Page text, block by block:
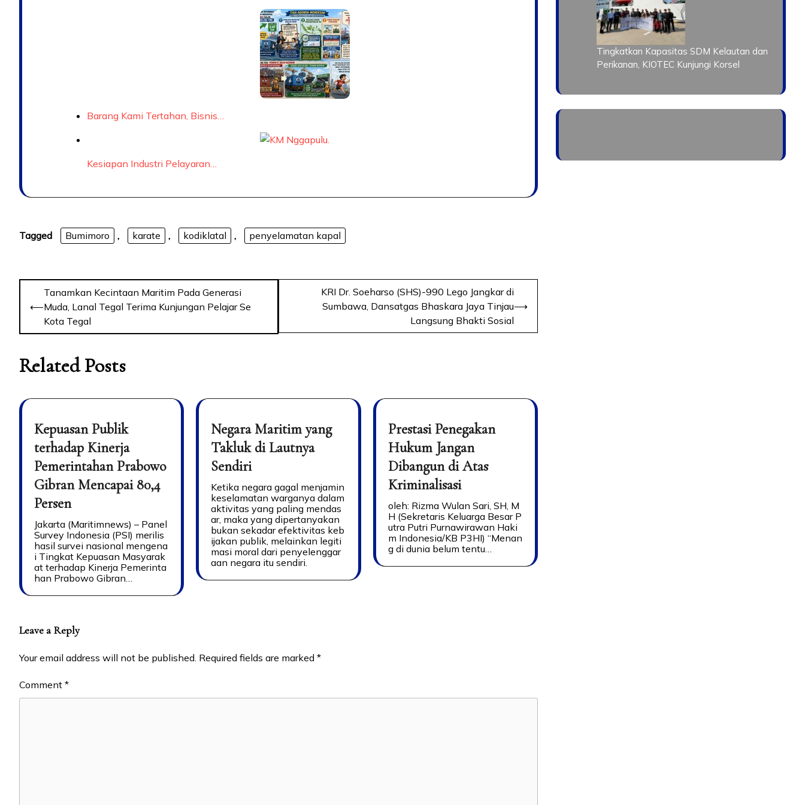
Barang Kami Tertahan, Bisnis…
Kesiapan Industri Pelayaran…
Tagged Bumimoro , karate , kodiklatal , penyelamatan kapal
⟵
Tanamkan Kecintaan Maritim Pada Generasi
Muda, Lanal Tegal Terima Kunjungan Pelajar Se
Kota Tegal
KRI Dr. Soeharso (SHS)-990 Lego Jangkar di
Sumbawa, Dansatgas Bhaskara Jaya Tinjau
Langsung Bhakti Sosial
⟶
Related Posts
Kepuasan Publik
terhadap Kinerja
Pemerintahan Prabowo
Gibran Mencapai 80,4
Persen
Jakarta (Maritimnews) – Panel
Survey Indonesia (PSI) merilis
hasil survei nasional mengena
i Tingkat Kepuasan Masyarak
at terhadap Kinerja Pemerinta
han Prabowo Gibran…
Negara Maritim yang
Takluk di Lautnya
Sendiri
Ketika negara gagal menjamin
keselamatan warganya dalam
aktivitas yang paling mendas
ar, maka yang dipertanyakan
bukan sekadar efektivitas keb
ijakan publik, melainkan legiti
masi moral dari penyelenggar
aan negara itu sendiri.
Prestasi Penegakan
Hukum Jangan
Dibangun di Atas
Kriminalisasi
oleh: Rizma Wulan Sari, SH, M
H (Sekretaris Keluarga Besar P
utra Putri Purnawirawan Haki
m Indonesia/KB P3HI) “Menan
g di dunia belum tentu…
Leave a Reply
Your email address will not be published. Required fields are marked *
Comment *
Tingkatkan Kapasitas SDM Kelautan dan
Perikanan, KIOTEC Kunjungi Korsel